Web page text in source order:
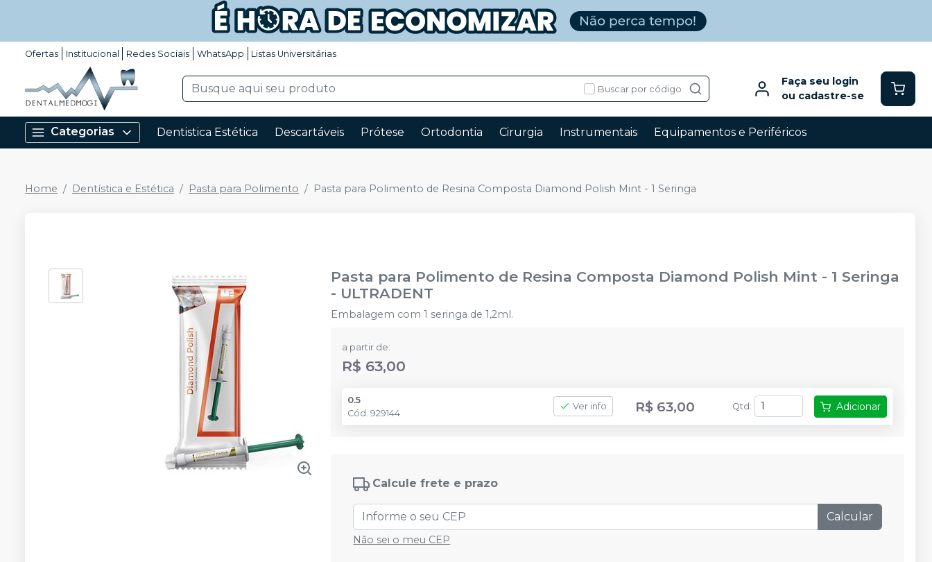
Ofertas Institucional Redes Sociais WhatsApp Listas Universitárias
Buscar por código
Faça seu login
ou cadastre-se
Categorias Dentistica Estética Descartáveis Prótese Ortodontia Cirurgia Instrumentais Equipamentos e Periféricos
Home Dentística e Estética Pasta para Polimento Pasta para Polimento de Resina Composta Diamond Polish Mint - 1 Seringa
Pasta para Polimento de Resina Composta Diamond Polish Mint - 1 Seringa
- ULTRADENT
Embalagem com 1 seringa de 1,2ml.
a partir de:
R$ 63,00
0.5
Cód.929144
Ver info R$ 63,00 Qtd : Adicionar
Calcule frete e prazo
Calcular
Não sei o meu CEP